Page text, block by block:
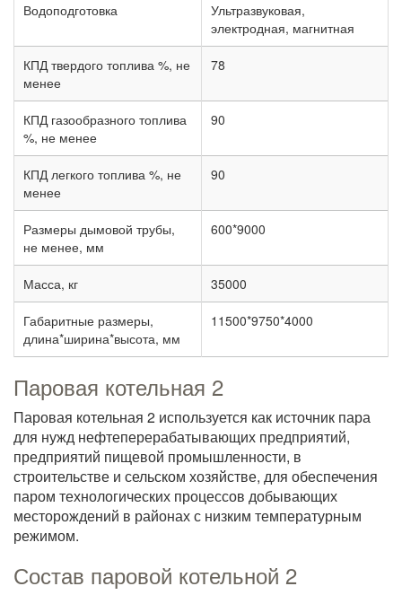
Водоподготовка
Ультразвуковая,
электродная, магнитная
КПД твердого топлива %, не
менее
78
КПД газообразного топлива
%, не менее
90
КПД легкого топлива %, не
менее
90
Размеры дымовой трубы,
не менее, мм
600*9000
Масса, кг 35000
Габаритные размеры,
длина*ширина*высота, мм
11500*9750*4000
Паровая котельная 2
Паровая котельная 2 используется как источник пара
для нужд нефтеперерабатывающих предприятий,
предприятий пищевой промышленности, в
строительстве и сельском хозяйстве, для обеспечения
паром технологических процессов добывающих
месторождений в районах с низким температурным
режимом.
Состав паровой котельной 2